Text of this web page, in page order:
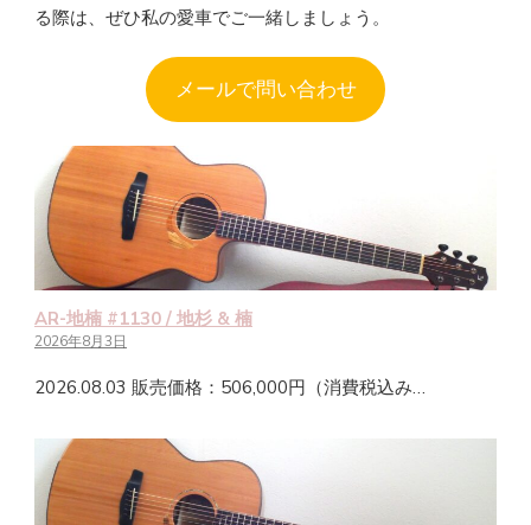
る際は、ぜひ私の愛車でご一緒しましょう。
メールで問い合わせ
AR-地楠 #1130 / 地杉 & 楠
2026年8月3日
2026.08.03 販売価格：506,000円（消費税込み…